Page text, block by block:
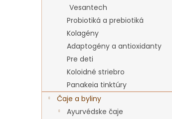
Vesantech
Probiotiká a prebiotiká
Kolagény
Adaptogény a antioxidanty
Pre deti
Koloidné striebro
Panakeia tinktúry
Čaje a byliny
Ayurvédske čaje